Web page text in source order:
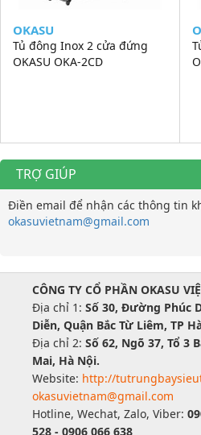
OKASU
Tủ đông Inox 2 cửa đứng
OKASU OKA-2CD
TRỢ GIÚP
Điền email để nhận các thông tin
okasuvietnam@gmail.com
CÔNG TY CỔ PHẦN OKASU
Địa chỉ 1: Số 30, Đường Phúc
Diễn, Quận Bắc Từ Liêm, TP
Địa chỉ 2: Số 62, Ngõ 37, Tổ 3
Mai, Hà Nội.
Website: http://
okasuvietnam@gmail.com
Hotline, Wechat, Zalo, Viber:
528 - 0906 066 638